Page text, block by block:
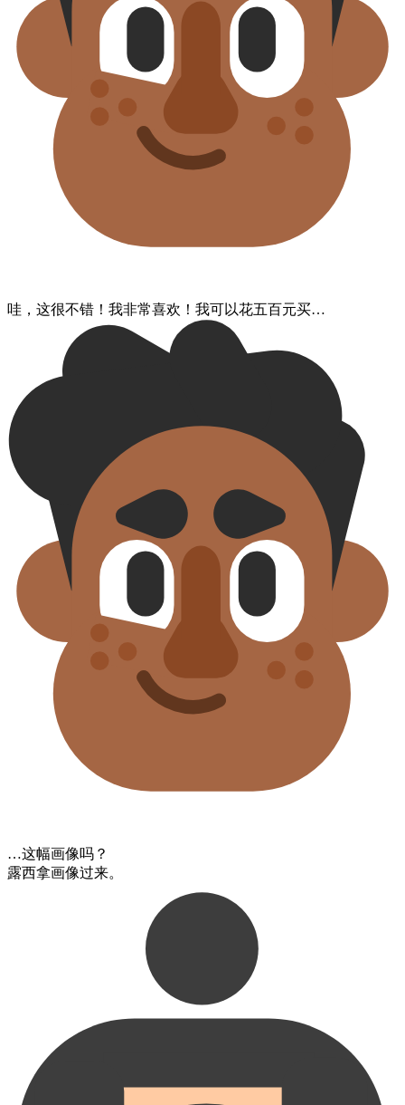
哇，​这​很不错！​我​非常​喜欢！​我​可以​花​五​百​元​买…
…这幅画像​吗？
露西​拿​画像​过来。